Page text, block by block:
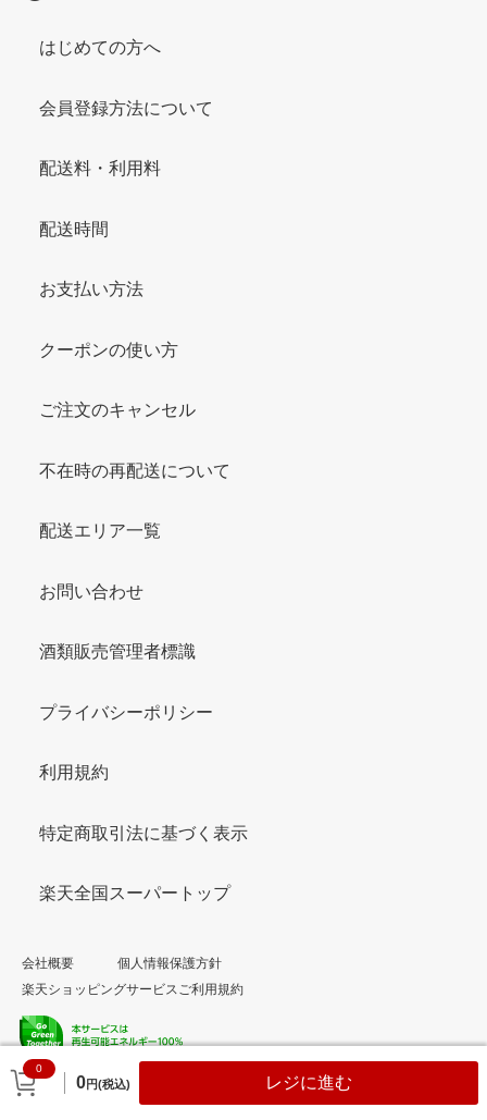
0
0円(税込) レジに進む
はじめての方へ
会員登録方法について
配送料・利用料
配送時間
お支払い方法
クーポンの使い方
ご注文のキャンセル
不在時の再配送について
配送エリア一覧
お問い合わせ
酒類販売管理者標識
プライバシーポリシー
利用規約
特定商取引法に基づく表示
楽天全国スーパートップ
会社概要
個人情報保護方針
楽天ショッピングサービスご利用規約
© Rakuten Group, Inc.